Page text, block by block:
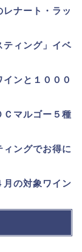
ナート・ラッ
ィング」イベ
ンと１０００
マルゴー５種
ングでお得に
の対象ワイン